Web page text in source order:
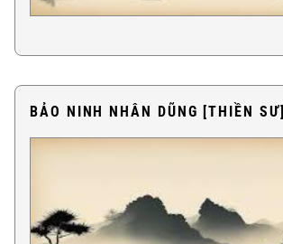
BẢO NINH NHÂN DŨNG [THIỀN SƯ]